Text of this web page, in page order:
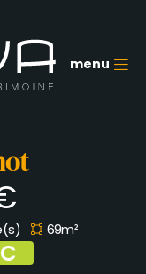
menu
69m²
C